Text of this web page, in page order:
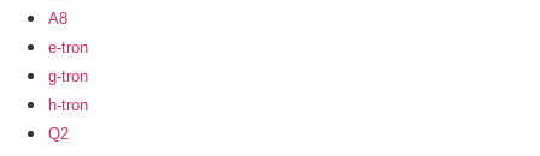
A8
e-tron
g-tron
h-tron
Q2